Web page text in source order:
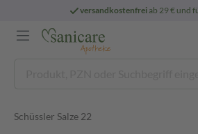
versandkostenfreiab 29 € und für E-Rezepte
Schüssler Salze 22